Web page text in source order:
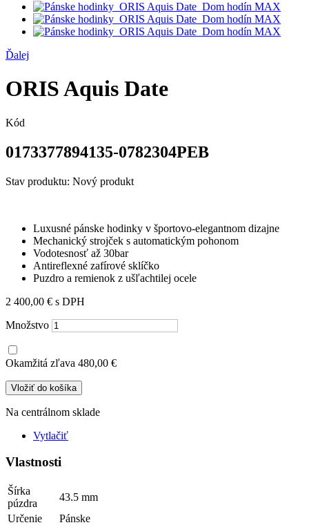
Ďalej
ORIS Aquis Date
Kód
0173377894135-0782304PEB
Stav produktu: Nový produkt
Luxusné pánske hodinky v športovo-elegantnom dizajne
Mechanický strojček s automatickým pohonom
Vodotesnosť až 30bar
Antireflexné zafírové sklíčko
Puzdro a remienok z ušľachtilej ocele
2 400,00 € s DPH
Množstvo
Okamžitá zľava 480,00 €
Vložiť do košíka
Na centrálnom sklade
Vytlačiť
Vlastnosti
Šírka
púzdra
43.5 mm
Určenie
Pánske